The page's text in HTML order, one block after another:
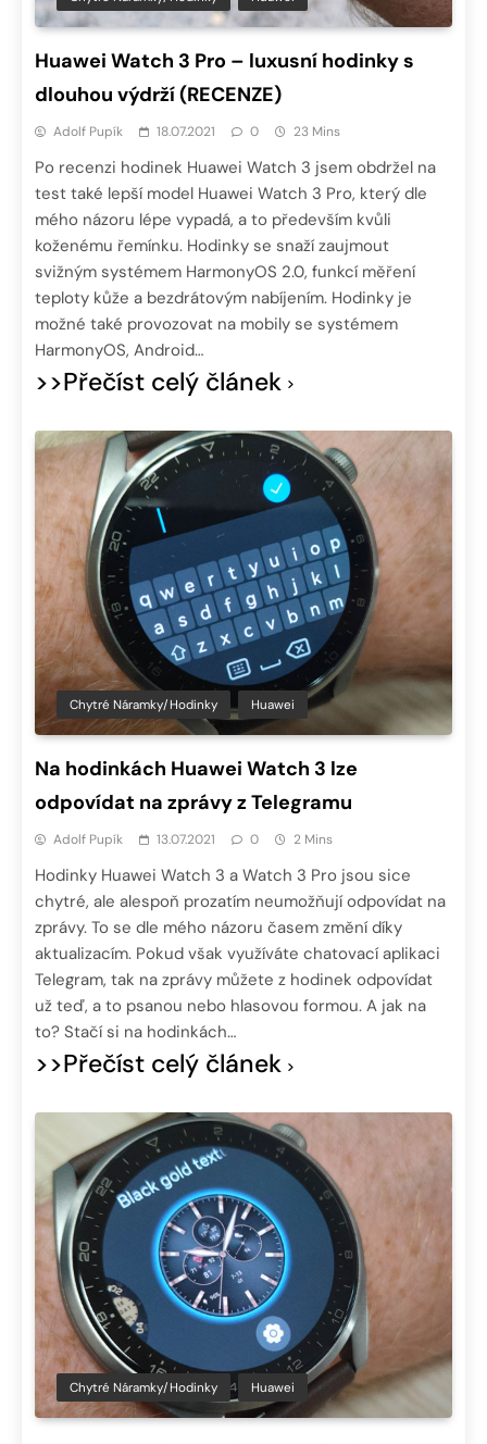
Huawei Watch 3 Pro – luxusní hodinky s
dlouhou výdrží (RECENZE)
Adolf Pupík 18.07.2021 0 23 Mins
Po recenzi hodinek Huawei Watch 3 jsem obdržel na
test také lepší model Huawei Watch 3 Pro, který dle
mého názoru lépe vypadá, a to především kvůli
koženému řemínku. Hodinky se snaží zaujmout
svižným systémem HarmonyOS 2.0, funkcí měření
teploty kůže a bezdrátovým nabíjením. Hodinky je
možné také provozovat na mobily se systémem
HarmonyOS, Android…
>>Přečíst celý článek
Chytré Náramky/hodinky Huawei
Na hodinkách Huawei Watch 3 lze
odpovídat na zprávy z Telegramu
Adolf Pupík 13.07.2021 0 2 Mins
Hodinky Huawei Watch 3 a Watch 3 Pro jsou sice
chytré, ale alespoň prozatím neumožňují odpovídat na
zprávy. To se dle mého názoru časem změní díky
aktualizacím. Pokud však využíváte chatovací aplikaci
Telegram, tak na zprávy můžete z hodinek odpovídat
už teď, a to psanou nebo hlasovou formou. A jak na
to? Stačí si na hodinkách…
>>Přečíst celý článek
Chytré Náramky/hodinky Huawei